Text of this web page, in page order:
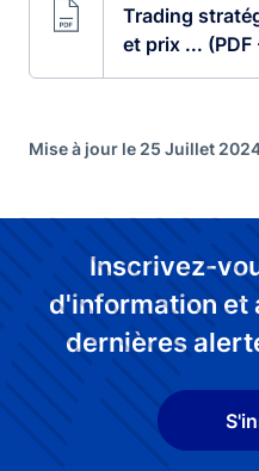
Trading
et prix ... (PDF
Mise à jour le 25 Juillet
Inscrivez-
d'information et
dernières